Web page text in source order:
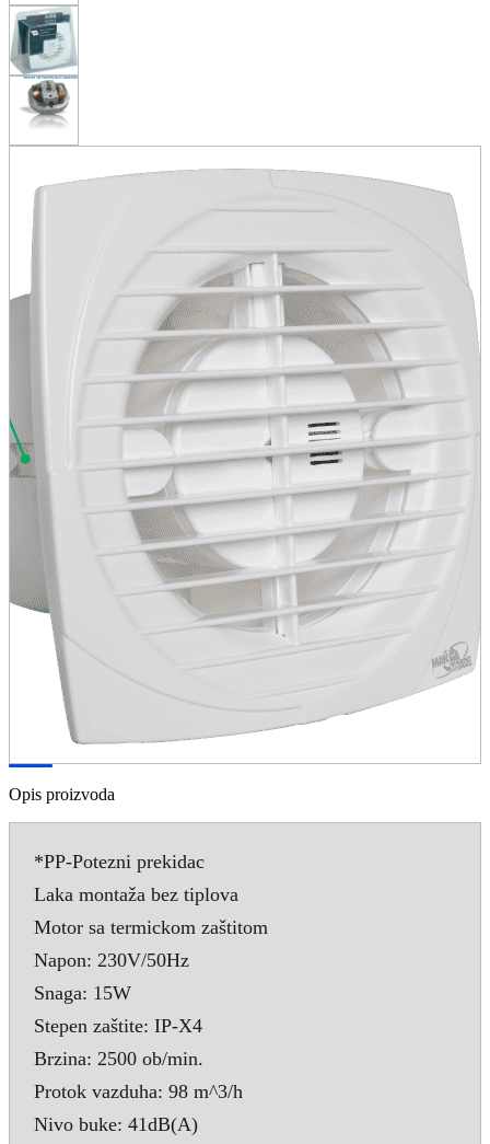
Opis proizvoda
*PP-Potezni prekidac
Laka montaža bez tiplova
Motor sa termickom zaštitom
Napon: 230V/50Hz
Snaga: 15W
Stepen zaštite: IP-X4
Brzina: 2500 ob/min.
Protok vazduha: 98 m^3/h
Nivo buke: 41dB(A)